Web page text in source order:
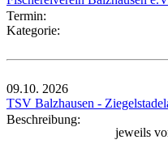
Termin:
Kategorie:
09.10. 2026
TSV Balzhausen -
Beschreibung:
jeweils